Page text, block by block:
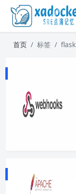
首页 标签 flask